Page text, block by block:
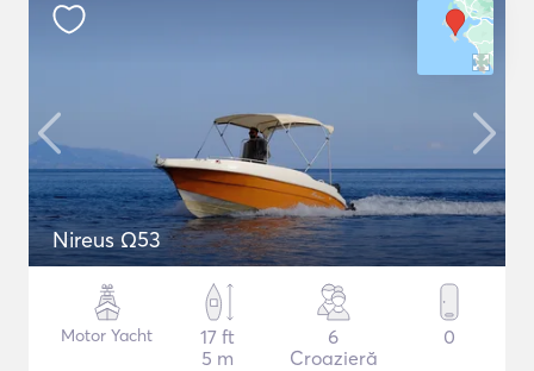
Nireus Ω53
Motor Yacht
17 ft
5 m
6
Croazieră
0